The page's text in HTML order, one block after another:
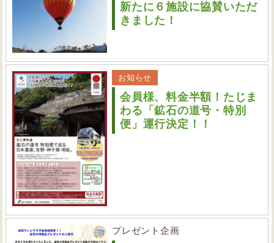
新たに６施設に協賛いただ
きました！
お知らせ
会員様、料金半額！たじま
わる「鉱石の道号・特別
便」運行決定！！
プレゼント企画